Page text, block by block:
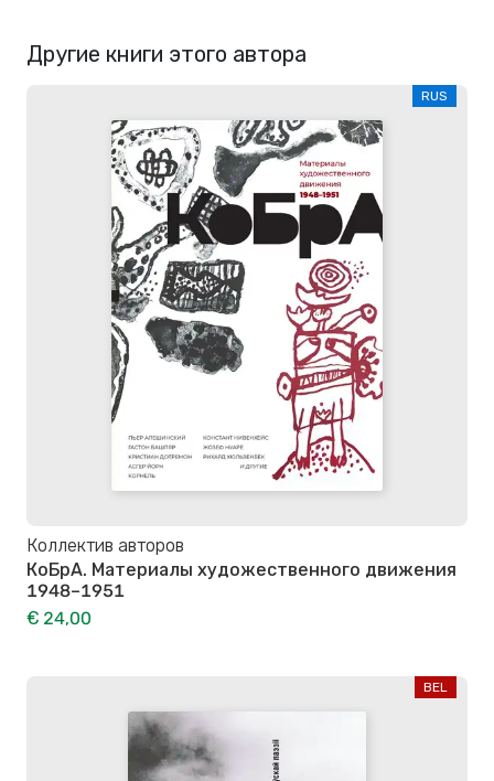
Другие книги этого автора
RUS
Коллектив авторов
КоБрА. Материалы художественного движения
1948–1951
€ 24,00
BEL